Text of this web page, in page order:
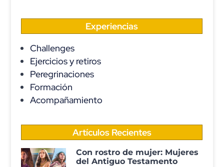
Experiencias
Challenges
Ejercicios y retiros
Peregrinaciones
Formación
Acompañamiento
Artículos Recientes
Con rostro de mujer: Mujeres
del Antiguo Testamento